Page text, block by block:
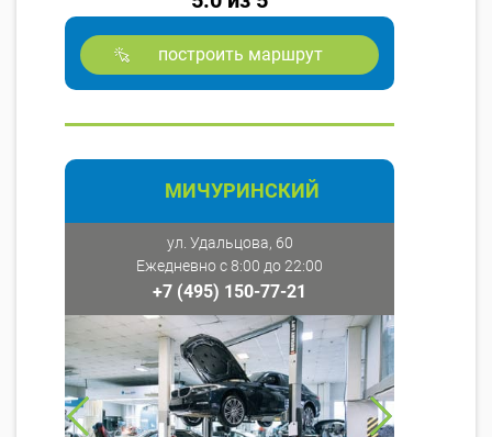
построить маршрут
МИЧУРИНСКИЙ
ул. Удальцова, 60
Ежедневно с 8:00 до 22:00
+7 (495) 150-77-21